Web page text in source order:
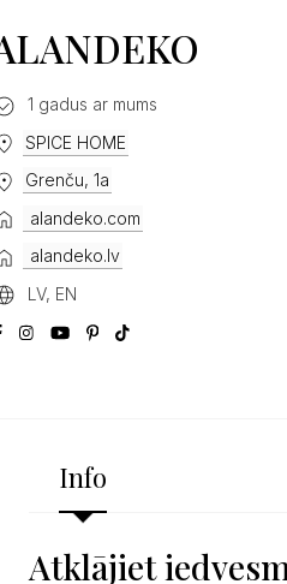
1 gadus ar mums
SPICE HOME
Grenču, 1a
alandeko.com
alandeko.lv
LV, EN
Info
Atklājiet